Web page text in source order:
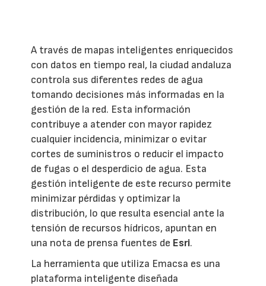
A través de mapas inteligentes enriquecidos
con datos en tiempo real, la ciudad andaluza
controla sus diferentes redes de agua
tomando decisiones más informadas en la
gestión de la red. Esta información
contribuye a atender con mayor rapidez
cualquier incidencia, minimizar o evitar
cortes de suministros o reducir el impacto
de fugas o el desperdicio de agua. Esta
gestión inteligente de este recurso permite
minimizar pérdidas y optimizar la
distribución, lo que resulta esencial ante la
tensión de recursos hídricos, apuntan en
una nota de prensa fuentes de Esri.
La herramienta que utiliza Emacsa es una
plataforma inteligente diseñada